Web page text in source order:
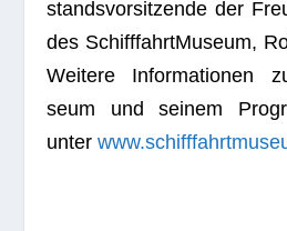
stands­vor­sit­zende der
des Schiff­fahrt­Mu­seum,
Wei­tere Infor­ma­tio­nen
seum und sei­nem
unter